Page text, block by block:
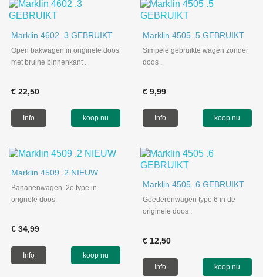
Marklin 4602 .3 GEBRUIKT
Open bakwagen in originele doos
met bruine binnenkant .
€ 22,50
Info koop nu
Marklin 4505 .5 GEBRUIKT
Simpele gebruikte wagen zonder
doos .
€ 9,99
Info koop nu
Marklin 4509 .2 NIEUW
Bananenwagen 2e type in
orignele doos.
€ 34,99
Info koop nu
Marklin 4505 .6 GEBRUIKT
Goederenwagen type 6 in de
originele doos .
€ 12,50
Info koop nu